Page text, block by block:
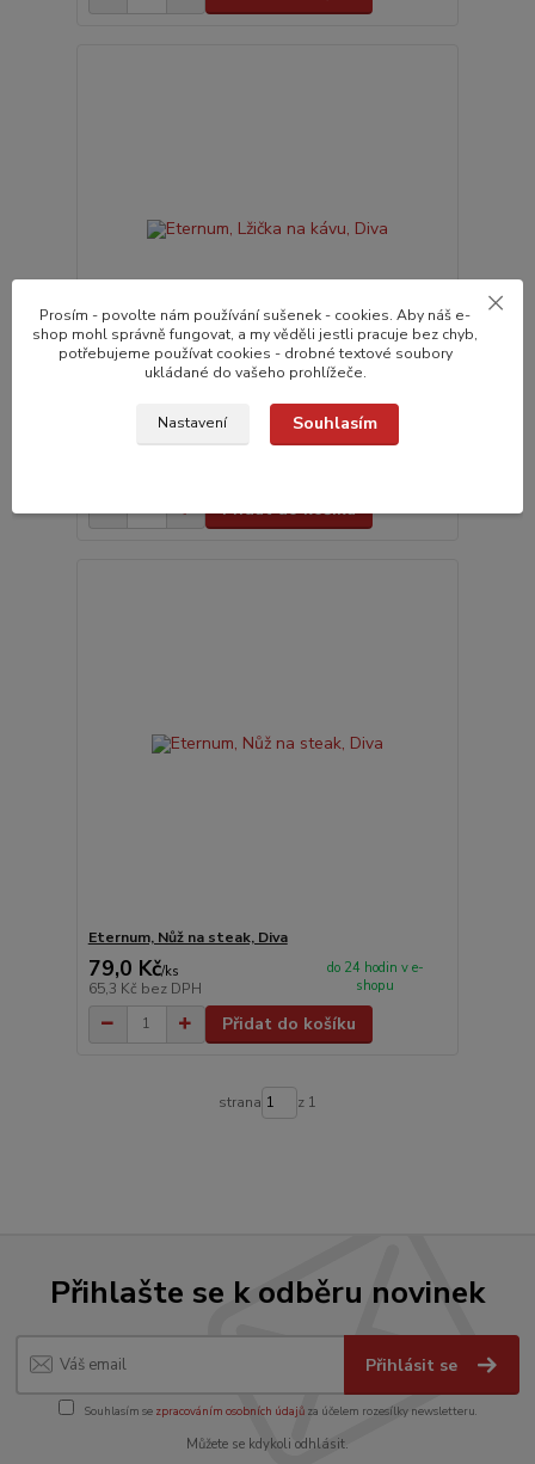
Eternum, Lžička na kávu, Diva
27,0 Kč
Přidat do košíku
Eternum, Nůž na steak, Diva
79,0 Kč/ks
65,3 Kč bez DPH
do 24 hodin v e-
shopu
Přidat do košíku
strana z 1
Přihlašte se k odběru novinek
Přihlásit se
Souhlasím se zpracováním osobních údajůza účelem rozesílky newsletteru.
Můžete se kdykoli odhlásit.
Prosím - povolte nám používání sušenek - cookies. Aby náš e-
shop mohl správně fungovat, a my věděli jestli pracuje bez chyb,
potřebujeme používat cookies - drobné textové soubory
ukládané do vašeho prohlížeče.
Nastavení Souhlasím